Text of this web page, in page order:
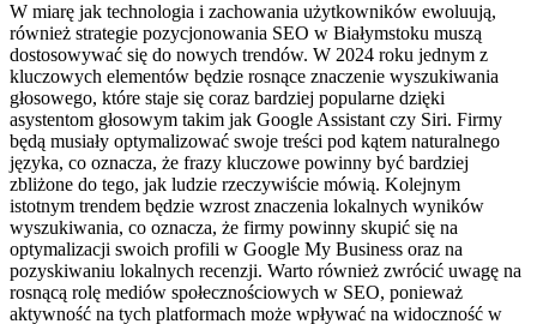
W miarę jak technologia i zachowania użytkowników ewoluują,
również strategie pozycjonowania SEO w Białymstoku muszą
dostosowywać się do nowych trendów. W 2024 roku jednym z
kluczowych elementów będzie rosnące znaczenie wyszukiwania
głosowego, które staje się coraz bardziej popularne dzięki
asystentom głosowym takim jak Google Assistant czy Siri. Firmy
będą musiały optymalizować swoje treści pod kątem naturalnego
języka, co oznacza, że frazy kluczowe powinny być bardziej
zbliżone do tego, jak ludzie rzeczywiście mówią. Kolejnym
istotnym trendem będzie wzrost znaczenia lokalnych wyników
wyszukiwania, co oznacza, że firmy powinny skupić się na
optymalizacji swoich profili w Google My Business oraz na
pozyskiwaniu lokalnych recenzji. Warto również zwrócić uwagę na
rosnącą rolę mediów społecznościowych w SEO, ponieważ
aktywność na tych platformach może wpływać na widoczność w